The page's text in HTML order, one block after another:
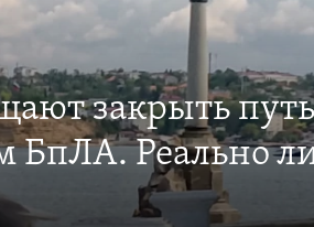
закрыть путь
БпЛА. Реально